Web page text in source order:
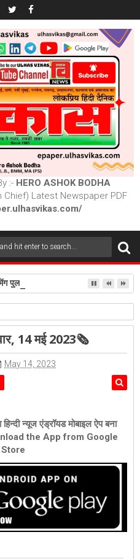
:- HERO ASHOK BODHA
Chief) Latest Newspaper PDF
पुल सुविधा हो- शेरी लुंड
Featured
kalyan
14 मई 2023🗞
14 मई 2023🗞
May 14, 2023
न्यूज एंड्रॉयड मोबाइल ऐप बना
the App from Google